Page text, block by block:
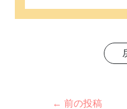
← 前の投稿